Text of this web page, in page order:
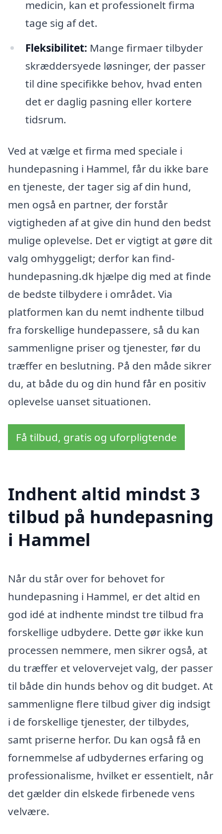
medicin, kan et professionelt firma
tage sig af det.
Fleksibilitet: Mange firmaer tilbyder
skræddersyede løsninger, der passer
til dine specifikke behov, hvad enten
det er daglig pasning eller kortere
tidsrum.
Ved at vælge et firma med speciale i
hundepasning i Hammel, får du ikke bare
en tjeneste, der tager sig af din hund,
men også en partner, der forstår
vigtigheden af at give din hund den bedst
mulige oplevelse. Det er vigtigt at gøre dit
valg omhyggeligt; derfor kan find-
hundepasning.dk hjælpe dig med at finde
de bedste tilbydere i området. Via
platformen kan du nemt indhente tilbud
fra forskellige hundepassere, så du kan
sammenligne priser og tjenester, før du
træffer en beslutning. På den måde sikrer
du, at både du og din hund får en positiv
oplevelse uanset situationen.
Få tilbud, gratis og uforpligtende
Indhent altid mindst 3
tilbud på hundepasning
i Hammel
Når du står over for behovet for
hundepasning i Hammel, er det altid en
god idé at indhente mindst tre tilbud fra
forskellige udbydere. Dette gør ikke kun
processen nemmere, men sikrer også, at
du træffer et velovervejet valg, der passer
til både din hunds behov og dit budget. At
sammenligne flere tilbud giver dig indsigt
i de forskellige tjenester, der tilbydes,
samt priserne herfor. Du kan også få en
fornemmelse af udbydernes erfaring og
professionalisme, hvilket er essentielt, når
det gælder din elskede firbenede vens
velvære.